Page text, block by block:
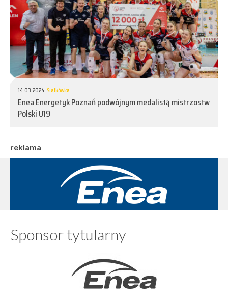
14.03.2024 Siatkówka
Enea Energetyk Poznań podwójnym medalistą mistrzostw
Polski U19
reklama
Sponsor tytularny